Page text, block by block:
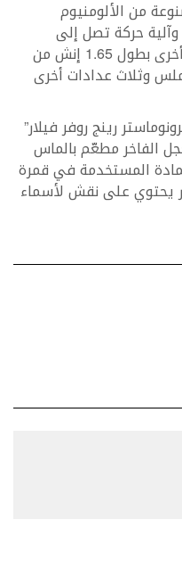
من الألومنيوم
حركة تصل إلى
36,000 ذبذبة في الساعة، وعلبة أخرى بطول 1.65 إنش من
وثلاث عدادات أخرى
رينج روفر فيلار”
الفاخر مطعّم بالماس
المستخدمة في قمرة
يحتوي على نقش لأسماء